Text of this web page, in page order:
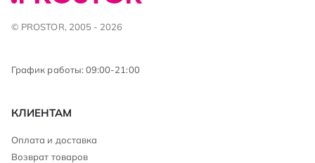
© PROSTOR, 2005 - 2026
График работы: 09:00-21:00
КЛИЕНТАМ
Оплата и доставка
Возврат товаров